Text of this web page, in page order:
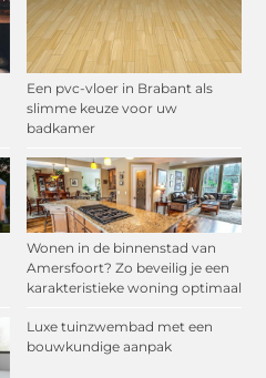
Een pvc-vloer in Brabant als
slimme keuze voor uw
badkamer
Wonen in de binnenstad van
Amersfoort? Zo beveilig je een
karakteristieke woning optimaal
Luxe tuinzwembad met een
bouwkundige aanpak